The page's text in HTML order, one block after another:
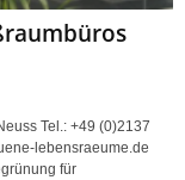
Tel.: +49 (0)2137
lebensraeume.de
für